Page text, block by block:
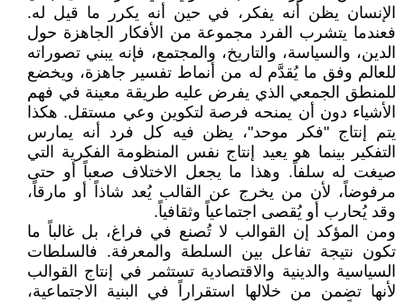
الإنسان يظن أنه يفكر، في حين أنه يكرر ما قيل له.
فعندما يتشرب الفرد مجموعة من الأفكار الجاهزة حول
الدين، والسياسة، والتاريخ، والمجتمع، فإنه يبني تصوراته
للعالم وفق ما يُقدَّم له من أنماط تفسير جاهزة، ويخضع
للمنطق الجمعي الذي يفرض عليه طريقة معينة في فهم
الأشياء دون أن يمنحه فرصة لتكوين وعي مستقل. هكذا
يتم إنتاج "فكر موحد"، يظن فيه كل فرد أنه يمارس
التفكير بينما هو يعيد إنتاج نفس المنظومة الفكرية التي
صيغت له سلفاً. وهذا ما يجعل الاختلاف صعباً أو حتى
مرفوضاً، لأن من يخرج عن القالب يُعد شاذاً أو مارقاً،
وقد يُحارب أو يُقصى اجتماعياً وثقافياً.
ومن المؤكد إن القوالب لا تُصنع في فراغ، بل غالباً ما
تكون نتيجة تفاعل بين السلطة والمعرفة. فالسلطات
السياسية والدينية والاقتصادية تستثمر في إنتاج القوالب
لأنها تضمن من خلالها استقراراً في البنية الاجتماعية،